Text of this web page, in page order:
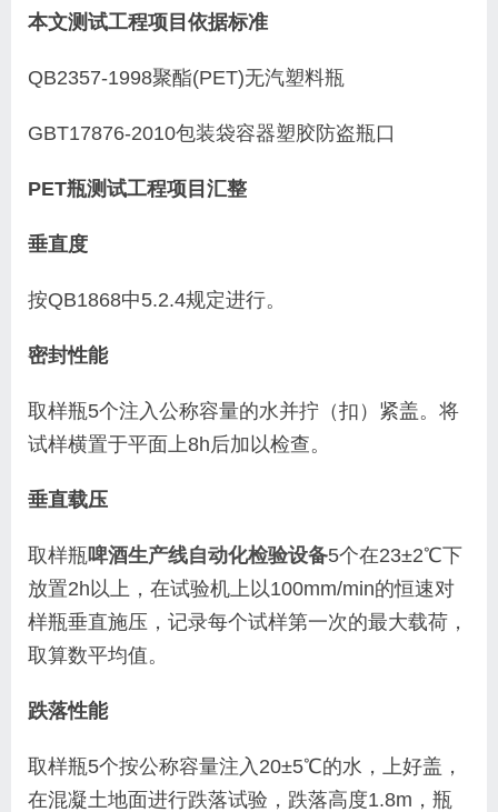
本文测试工程项目依据标准
QB2357-1998聚酯(PET)无汽塑料瓶
GBT17876-2010包装袋容器塑胶防盗瓶口
PET瓶测试工程项目汇整
垂直度
按QB1868中5.2.4规定进行。
密封性能
取样瓶5个注入公称容量的水并拧（扣）紧盖。将
试样横置于平面上8h后加以检查。
垂直载压
取样瓶啤酒生产线自动化检验设备5个在23±2℃下
放置2h 以上，在试验机上以100mm/min的恒速对
样瓶垂直施压，记录每个试样第一次的最大载荷，
取算数平均值。
跌落性能
取样瓶5个按公称容量注入 20±5℃的水，上好盖，
在混凝土地面进行跌落试验，跌落高度1.8m ，瓶